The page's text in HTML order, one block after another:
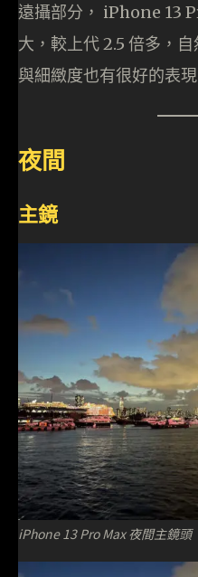
遠攝部分， iPhone 13
大，較上代 2.5 倍多，
與細緻度也有很好的表現
夜間
主鏡
iPhone 13 Pro Max 夜間主鏡頭